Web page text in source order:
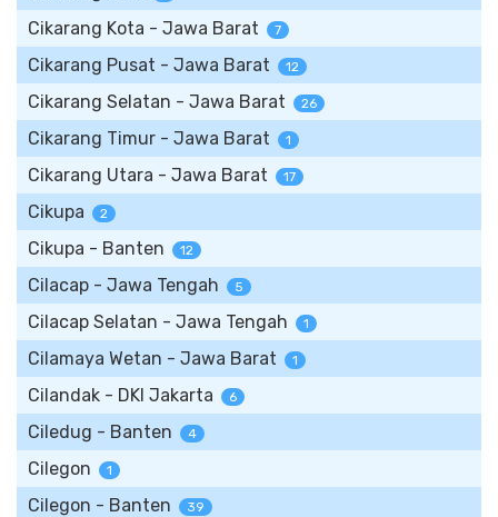
Cikarang Kota - Jawa Barat 7
Cikarang Pusat - Jawa Barat 12
Cikarang Selatan - Jawa Barat 26
Cikarang Timur - Jawa Barat 1
Cikarang Utara - Jawa Barat 17
Cikupa 2
Cikupa - Banten 12
Cilacap - Jawa Tengah 5
Cilacap Selatan - Jawa Tengah 1
Cilamaya Wetan - Jawa Barat 1
Cilandak - DKI Jakarta 6
Ciledug - Banten 4
Cilegon 1
Cilegon - Banten 39